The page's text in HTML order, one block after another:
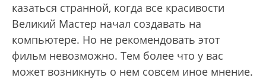
казаться странной, когда все красивости
Великий Мастер начал создавать на
компьютере. Но не рекомендовать этот
фильм невозможно. Тем более что у вас
может возникнуть о нем совсем иное мнение.